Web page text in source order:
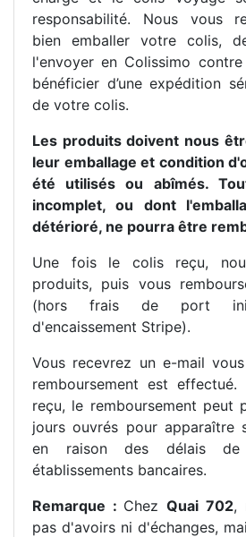
responsabilité. Nous vous
bien emballer votre colis,
l'envoyer en Colissimo
bénéficier d’une expédition
de votre colis.
Les produits doivent nous
leur emballage et condition
été utilisés ou abîmés.
incomplet, ou dont
détérioré, ne pourra être
Une fois le colis reçu,
produits, puis vous
(hors frais de port
d'encaissement Stripe).
Vous recevrez un e-mail
remboursement est
reçu, le remboursement peut
jours ouvrés pour apparaître
en raison des délais de
établissements bancaires.
Remarque : ChezQuai 702,
pas d'avoirs ni d'échanges,